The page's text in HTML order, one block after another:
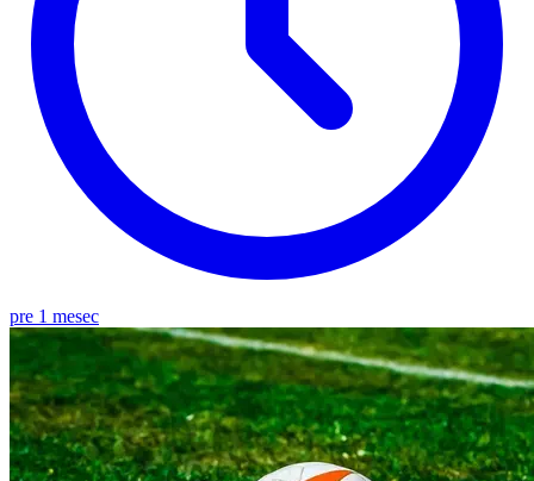
pre 1 mesec